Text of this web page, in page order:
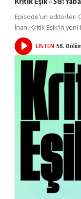
Episode’un editörleri
İnan, Kritik Eşik'in
LISTEN 58.